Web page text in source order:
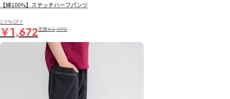
【綿100%】ステッチハーフパンツ
20％OFF
￥1,672定価￥2,090